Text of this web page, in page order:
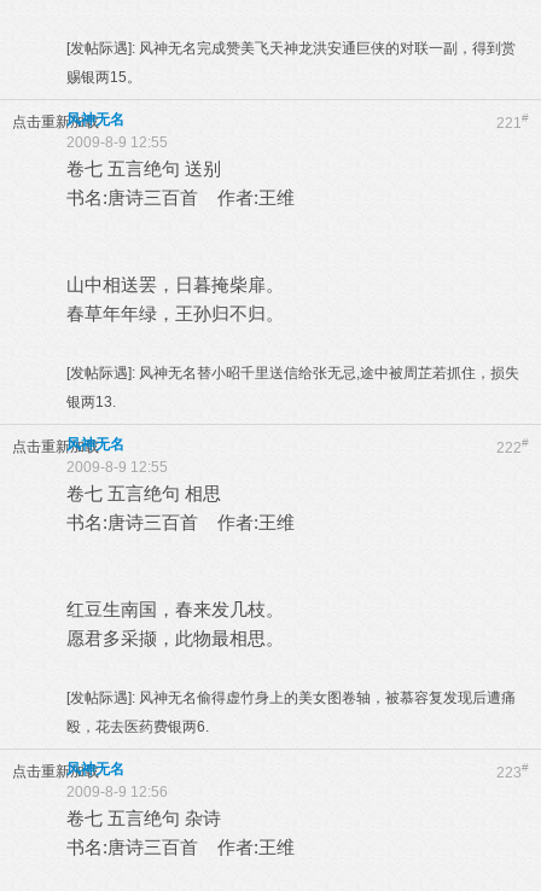
[发帖际遇]: 风神无名完成赞美飞天神龙洪安通巨侠的对联一副，得到赏
赐银两15。
点击重新加载 221#
风神无名
2009-8-9 12:55
卷七 五言绝句 送别
书名:唐诗三百首 作者:王维
山中相送罢，日暮掩柴扉。
春草年年绿，王孙归不归。
[发帖际遇]: 风神无名替小昭千里送信给张无忌,途中被周芷若抓住，损失
银两13.
点击重新加载 222#
风神无名
2009-8-9 12:55
卷七 五言绝句 相思
书名:唐诗三百首 作者:王维
红豆生南国，春来发几枝。
愿君多采撷，此物最相思。
[发帖际遇]: 风神无名偷得虚竹身上的美女图卷轴，被慕容复发现后遭痛
殴，花去医药费银两6.
点击重新加载 223#
风神无名
2009-8-9 12:56
卷七 五言绝句 杂诗
书名:唐诗三百首 作者:王维